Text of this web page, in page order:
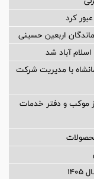
اربعین حسینی
آباد شد
با مدیریت شرکت
موکب و دفتر خدمات